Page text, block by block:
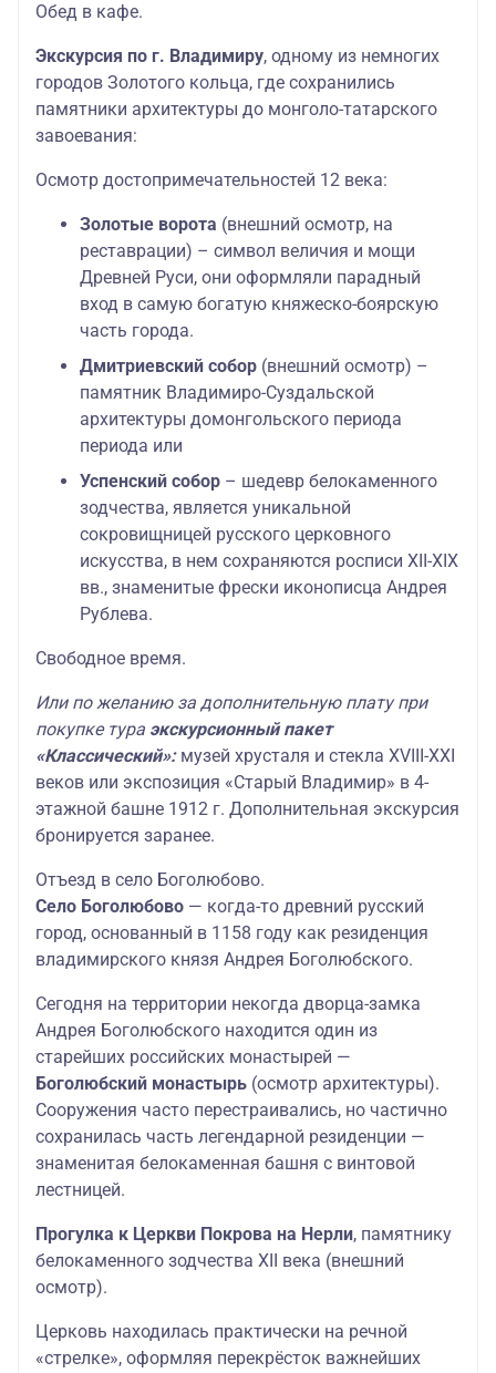
Обед в кафе.
Экскурсия по г. Владимиру, одному из немногих
городов Золотого кольца, где сохранились
памятники архитектуры до монголо-татарского
завоевания:
Осмотр достопримечательностей 12 века:
Золотые ворота (внешний осмотр, на
реставрации) – символ величия и мощи
Древней Руси, они оформляли парадный
вход в самую богатую княжеско-боярскую
часть города.
Дмитриевский собор (внешний осмотр) –
памятник Владимиро-Суздальской
архитектуры домонгольского периода
периода или
Успенский собор – шедевр белокаменного
зодчества, является уникальной
сокровищницей русского церковного
искусства, в нем сохраняются росписи XII-XIX
вв., знаменитые фрески иконописца Андрея
Рублева.
Свободное время.
Или по желанию за дополнительную плату при
покупке тура экскурсионный пакет
«Классический»:музей хрусталя и стекла XVIII-XXI
веков или экспозиция «Старый Владимир» в 4-
этажной башне 1912 г. Дополнительная экскурсия
бронируется заранее.
Отъезд в село Боголюбово.
Cело Боголюбово — когда-то древний русский
город, основанный в 1158 году как резиденция
владимирского князя Андрея Боголюбского.
Сегодня на территории некогда дворца-замка
Андрея Боголюбского находится один из
старейших российских монастырей —
Боголюбский монастырь (осмотр архитектуры).
Сооружения часто перестраивались, но частично
сохранилась часть легендарной резиденции —
знаменитая белокаменная башня с винтовой
лестницей.
Прогулка к Церкви Покрова на Нерли, памятнику
белокаменного зодчества XII века (внешний
осмотр).
Церковь находилась практически на речной
«стрелке», оформляя перекрёсток важнейших